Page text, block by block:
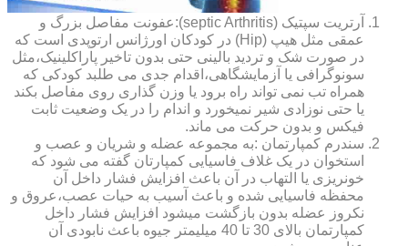
آرتریت سپتیک (septic Arthritis):عفونت مفاصل بزرگ و
عمقی مثل هیپ (Hip) در کودکان اورژانس ارتوپدی است که
در صورت شک و تردید بالینی حتی بدون تاخیر پاراکلینیک،مثل
سونوگرافی یا آزمایشگاهی،اقدام جدی می طلبد کودکی که
همراه تب نمی تواند راه برود یا وزن گذاری روی مفاصل بکند
یا حتی نوزادی شیر نمیخورد و اندام را در یک وضعیت ثابت
فیکس و بدون حرکت می ماند.
سندرم کمپارتمان :به مجموعه عضله و شریان و عصب و
استخوان در یک غلاف فاسیایی کمپارتان گفته می شود که
خونریزی یا التهاب در آن باعث افزایش فشار داخل آن
محفظه فاسیایی شده و باعث آسیب به حیات عصب،عروق و
نکروز عضله بدون بازگشت میشود افزایش فشار داخل
کمپارتمان بالای 30 تا 40 میلیمتر جیوه باعث نابودی آن